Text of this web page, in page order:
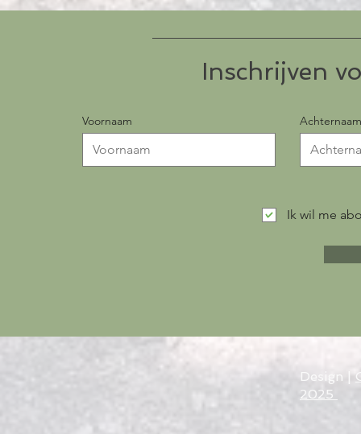
Inschrijven
Voornaam Achternaam
Ik wil me
Design |
2025